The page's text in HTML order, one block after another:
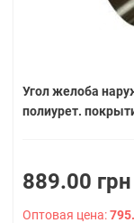
Угол желоба
полиурет.
889.00 грн
Оптовая цена: